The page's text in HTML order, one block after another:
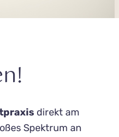
direkt am
Spektrum an